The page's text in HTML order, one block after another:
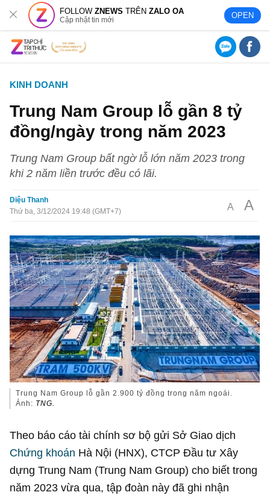
FOLLOWZNEWS TRÊNZALO OA
Cập nhật tin mới OPEN
KINH DOANH
Trung Nam Group lỗ gần 8 tỷ
đồng/ngày trong năm 2023
Trung Nam Group bất ngờ lỗ lớn năm 2023 trong
khi 2 năm liền trước đều có lãi.
Diệu Thanh
Thứ ba, 3/12/2024 19:48 (GMT+7)
A A
Trung Nam Group lỗ gần 2.900 tỷ đồng trong năm ngoái.
Ảnh: TNG.
Theo báo cáo tài chính sơ bộ gửi Sở Giao dịch
Chứng khoán Hà Nội (HNX), CTCP Đầu tư Xây
dựng Trung Nam (Trung Nam Group) cho biết trong
năm 2023 vừa qua, tập đoàn này đã ghi nhận